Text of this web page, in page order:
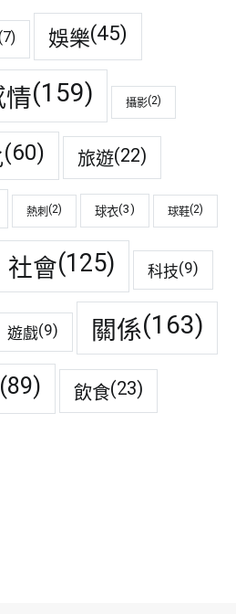
娛樂(45)
情(159) 攝影(2)
(60) 旅遊(22)
熱刺 (2) 球衣(3) 球鞋(2)
社會(125) 科技(9)
遊戲(9) 關係(163)
(89) 飲食(23)